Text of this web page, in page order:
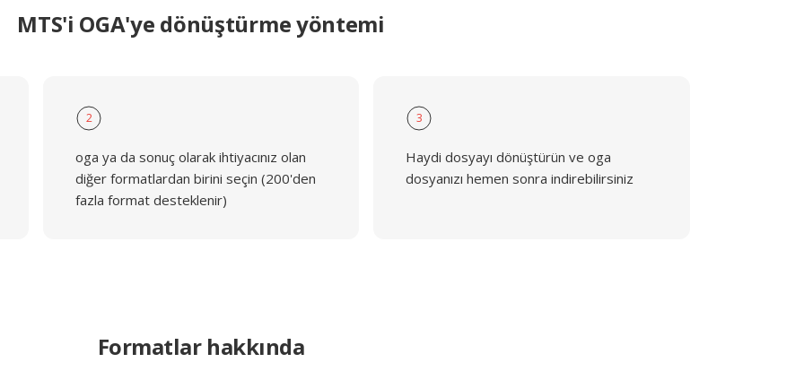
MTS'i OGA'ye dönüştürme yöntemi
2
oga ya da sonuç olarak ihtiyacınız olan
diğer formatlardan birini seçin (200'den
fazla format desteklenir)
3
Haydi dosyayı dönüştürün ve oga
dosyanızı hemen sonra indirebilirsiniz
Formatlar hakkında